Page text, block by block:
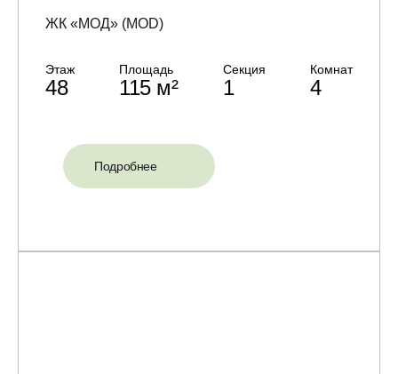
ЖК «МОД» (MOD)
Этаж
48
Площадь
115 м²
Секция
1
Комнат
4
Подробнее